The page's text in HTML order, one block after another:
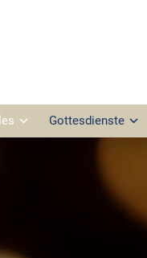
Leiden Christi
Leiden Christi
Leiden Christi
Gottesdienste